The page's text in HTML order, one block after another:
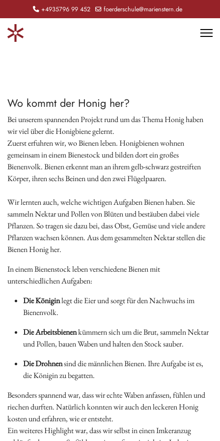
+4935796 99 452 foerderschule@marienstern.de
Wo kommt der Honig her?
Bei unserem spannenden Projekt rund um das Thema Honig haben
wir viel über die Honigbiene gelernt.
Zuerst erfuhren wir, wo Bienen leben. Honigbienen wohnen
gemeinsam in einem Bienestock und bilden dort ein großes
Bienenvolk. Bienen erkennt man an ihrem gelb-schwarz gestreiften
Körper, ihren sechs Beinen und den zwei Flügelpaaren.
Wir lernten auch, welche wichtigen Aufgaben Bienen haben. Sie
sammeln Nektar und Pollen von Blüten und bestäuben dabei viele
Pflanzen. So tragen sie dazu bei, dass Obst, Gemüse und viele andere
Pflanzen wachsen können. Aus dem gesammelten Nektar stellen die
Bienen Honig her.
In einem Bienenstock leben verschiedene Bienen mit
unterschiedlichen Aufgaben:
Die Königinlegt die Eier und sorgt für den Nachwuchs im
Bienenvolk.
Die Arbeitsbienenkümmern sich um die Brut, sammeln Nektar
und Pollen, bauen Waben und halten den Stock sauber.
Die Drohnensind die männlichen Bienen. Ihre Aufgabe ist es,
die Königin zu begatten.
Besonders spannend war, dass wir echte Waben anfassen, fühlen und
riechen durften. Natürlich konnten wir auch den leckeren Honig
kosten und erfahren, wie er entsteht.
Ein weiteres Highlight war, dass wir selbst in einen Imkeranzug